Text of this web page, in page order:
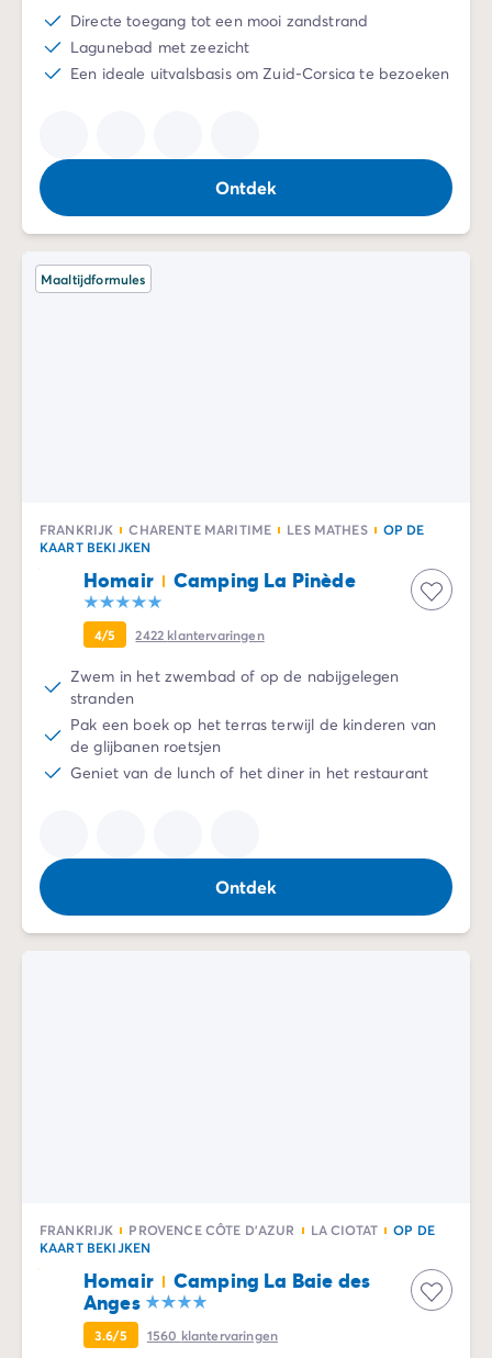
Directe toegang tot een mooi zandstrand
Lagunebad met zeezicht
Een ideale uitvalsbasis om Zuid-Corsica te bezoeken
Ontdek
Maaltijdformules
FRANKRIJK CHARENTE MARITIME LES MATHES
OP DE
KAART BEKIJKEN
Homair Camping La Pinède
4/5 2422 klantervaringen
Zwem in het zwembad of op de nabijgelegen
stranden
Pak een boek op het terras terwijl de kinderen van
de glijbanen roetsjen
Geniet van de lunch of het diner in het restaurant
Ontdek
FRANKRIJK PROVENCE CÔTE D'AZUR LA CIOTAT
OP DE
KAART BEKIJKEN
Homair
Camping La Baie des
Anges
3.6/5 1560 klantervaringen